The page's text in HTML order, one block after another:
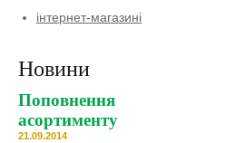
інтернет-магазині
Новини
Поповнення
асортименту
21.09.2014